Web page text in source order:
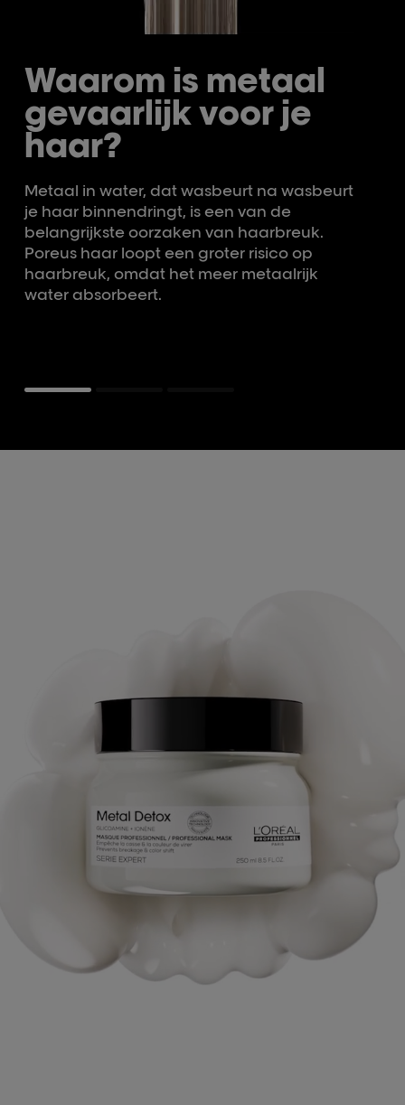
Waarom is metaal
gevaarlijk voor je
haar?
Metaal in water, dat wasbeurt na wasbeurt
je haar binnendringt, is een van de
belangrijkste oorzaken van haarbreuk.
Poreus haar loopt een groter risico op
haarbreuk, omdat het meer metaalrijk
water absorbeert.